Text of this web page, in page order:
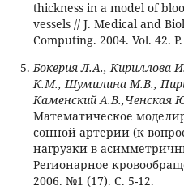
thickness in a model of
vessels // J. Medical and
Computing. 2004. Vol. 42.
Бокерия Л.А., Кириллова
К.М., Шумилина М.В.,
Каменский А.В.,Ченская
Математическое
сонной артерии (к
нагрузки в
Регионарное
2006. №1 (17). С. 5-12.